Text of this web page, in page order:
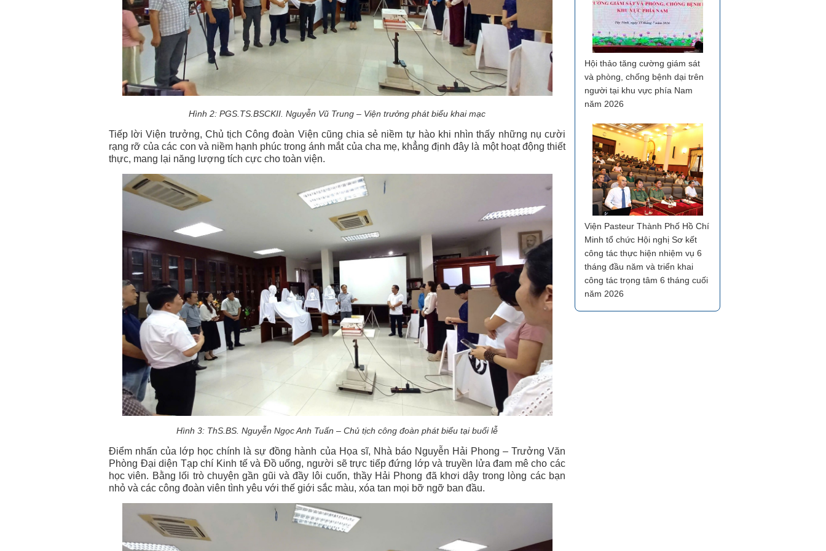
Hình 2: PGS.TS.BSCKII. Nguyễn Vũ Trung – Viện trưởng phát biểu khai mạc
Tiếp lời Viện trưởng, Chủ tịch Công đoàn Viện cũng chia sẻ niềm tự hào khi nhìn thấy những nụ cười
rạng rỡ của các con và niềm hạnh phúc trong ánh mắt của cha mẹ, khẳng định đây là một hoạt động thiết
thực, mang lại năng lượng tích cực cho toàn viện.
Hình 3: ThS.BS. Nguyễn Ngọc Anh Tuấn – Chủ tịch công đoàn phát biểu tại buổi lễ
Điểm nhấn của lớp học chính là sự đồng hành của Họa sĩ, Nhà báo Nguyễn Hải Phong – Trưởng Văn
Phòng Đại diện Tạp chí Kinh tế và Đồ uống, người sẽ trực tiếp đứng lớp và truyền lửa đam mê cho các
học viên. Bằng lối trò chuyện gần gũi và đầy lôi cuốn, thầy Hải Phong đã khơi dậy trong lòng các bạn
nhỏ và các công đoàn viên tình yêu với thế giới sắc màu, xóa tan mọi bỡ ngỡ ban đầu.
Hội thảo tăng cường giám sát
và phòng, chống bệnh dại trên
người tại khu vực phía Nam
năm 2026
Viện Pasteur Thành Phố Hồ Chí
Minh tổ chức Hội nghị Sơ kết
công tác thực hiện nhiệm vụ 6
tháng đầu năm và triển khai
công tác trọng tâm 6 tháng cuối
năm 2026